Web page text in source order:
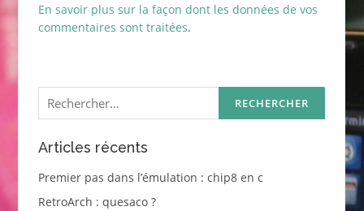
En savoir plus sur la façon dont les données de vos
commentaires sont traitées.
Rechercher :
Articles récents
Premier pas dans l’émulation : chip8 en c
RetroArch : quesaco ?